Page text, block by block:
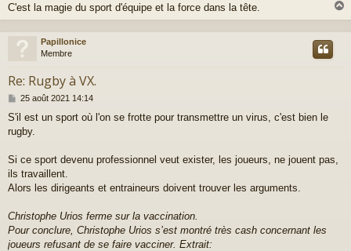
C'est la magie du sport d'équipe et la force dans la tête.
a
Papillonice
Membre
Re: Rugby à VX.
M
s
s
g
25 août 2021 14:14
S'il est un sport où l'on se frotte pour transmettre un virus, c'est bien le
rugby.
Si ce sport devenu professionnel veut exister, les joueurs, ne jouent pas,
ils travaillent.
Alors les dirigeants et entraineurs doivent trouver les arguments.
Christophe Urios ferme sur la vaccination.
Pour conclure, Christophe Urios s’est montré très cash concernant les
joueurs refusant de se faire vacciner. Extrait: